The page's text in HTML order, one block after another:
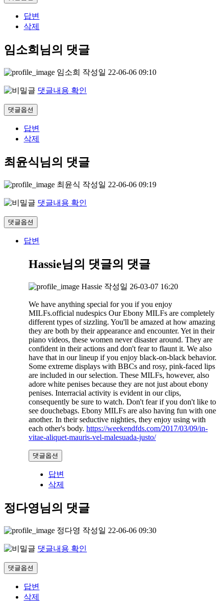
답변
삭제
임소희님의 댓글
임소희 작성일 22-06-06 09:10
댓글내용 확인
댓글옵션
답변
삭제
최윤식님의 댓글
최윤식 작성일 22-06-06 09:19
댓글내용 확인
댓글옵션
답변
Hassie님의 댓글의 댓글
Hassie 작성일 26-03-07 16:20
We have anything special for you if you enjoy
MILFs.official nudespics Our Ebony MILFs are completely
different types of sizzling. You'll be amazed at how amazing
they are both by their appearance and encounter. Yet in their
piano videos, these women never disaster around. They are
confident in their actions and don't fear to flaunt it. We also
have that in our lineup if you enjoy black-on-black behavior.
Some extreme displays with BBCs and rosy, pink-faced lips
are included in our selection. These MILFs, however, also
adore white penises because they are not just about ebony
penises. Interracial activity is evident in our clips,
consequently be sure to watch. Don't fear if you don't like to
see douchebags. Ebony MILFs are also having fun with one
another. In their seductive nighties, they enjoy using with
each other's body. https://weekendfds.com/2017/03/09/in-
vitae-aliquet-mauris-vel-malesuada-justo/
댓글옵션
답변
삭제
정다영님의 댓글
정다영 작성일 22-06-06 09:30
댓글내용 확인
댓글옵션
답변
삭제